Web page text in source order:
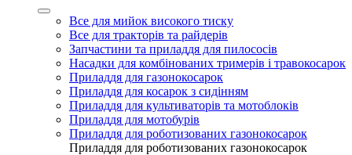
Все для мийок високого тиску
Все для тракторів та райдерів
Запчастини та приладдя для пилососів
Насадки для комбінованих тримерів і травокосарок
Приладдя для газонокосарок
Приладдя для косарок з сидінням
Приладдя для культиваторів та мотоблоків
Приладдя для мотобурів
Приладдя для роботизованих газонокосарок
Приладдя для роботизованих газонокосарок